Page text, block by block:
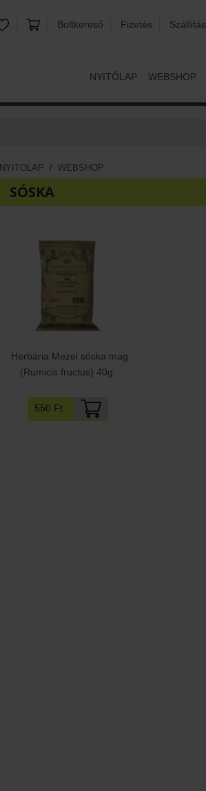
Boltkereső Fizetés Szállítás
NYITÓLAP WEBSHOP
NYITOLAP / WEBSHOP
SÓSKA
Herbária Mezei sóska mag
(Rumicis fructus) 40g
550 Ft